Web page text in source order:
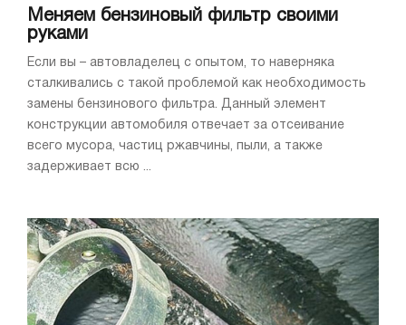
Меняем бензиновый фильтр своими
руками
Если вы – автовладелец с опытом, то наверняка
сталкивались с такой проблемой как необходимость
замены бензинового фильтра. Данный элемент
конструкции автомобиля отвечает за отсеивание
всего мусора, частиц ржавчины, пыли, а также
задерживает всю ...